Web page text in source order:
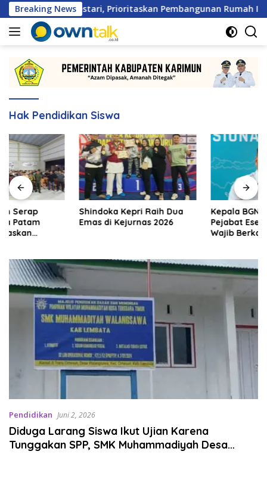
Langsung
ke
konten
Breaking News
Patam Lestari, Prioritaskan Pembangunan Rumah Ibadah
Hak Pendidikan Siswa
Shindoka Kepri Raih Dua
Emas di Kejurnas 2026
Kepala BGN Tegaskan
Pejabat Eselon 1 dan 2
Wajib Berkarya di Daerah,
Pendidikan Juni 2, 2026
Diduga Larang Siswa Ikut Ujian Karena
Tunggakan SPP, SMK Muhammadiyah Desa